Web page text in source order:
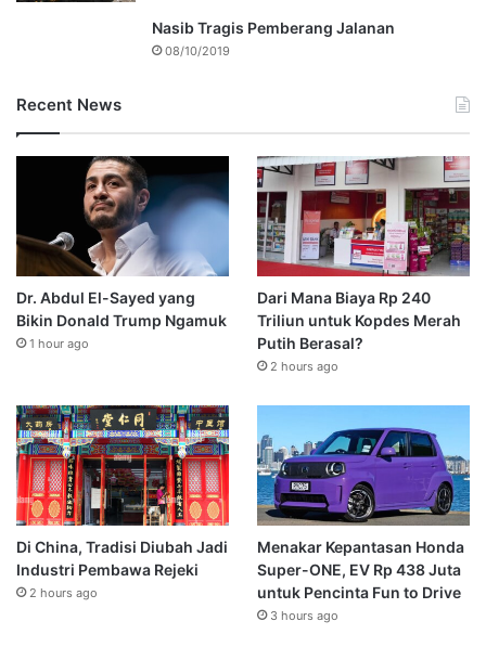
Nasib Tragis Pemberang Jalanan
08/10/2019
Recent News
Dr. Abdul El-Sayed yang
Bikin Donald Trump Ngamuk
1 hour ago
Dari Mana Biaya Rp 240
Triliun untuk Kopdes Merah
Putih Berasal?
2 hours ago
Di China, Tradisi Diubah Jadi
Industri Pembawa Rejeki
2 hours ago
Menakar Kepantasan Honda
Super-ONE, EV Rp 438 Juta
untuk Pencinta Fun to Drive
3 hours ago